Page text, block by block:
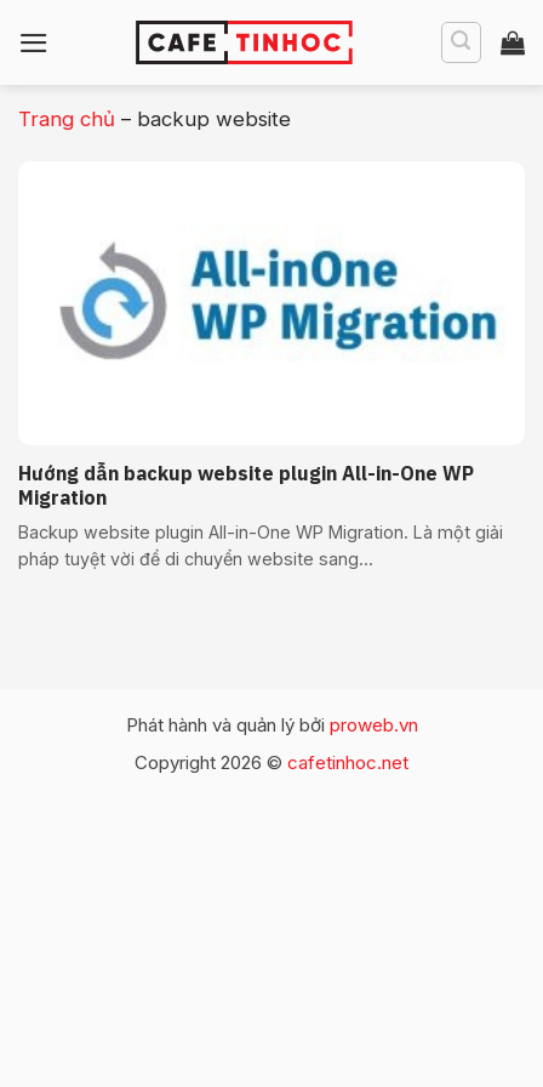
qua
dung
Trang chủ – backup website
Hướng dẫn backup website plugin All-in-One WP
Migration
Backup website plugin All-in-One WP Migration. Là một giải
pháp tuyệt vời để di chuyển website sang...
Phát hành và quản lý bởi proweb.vn
Copyright 2026 © cafetinhoc.net